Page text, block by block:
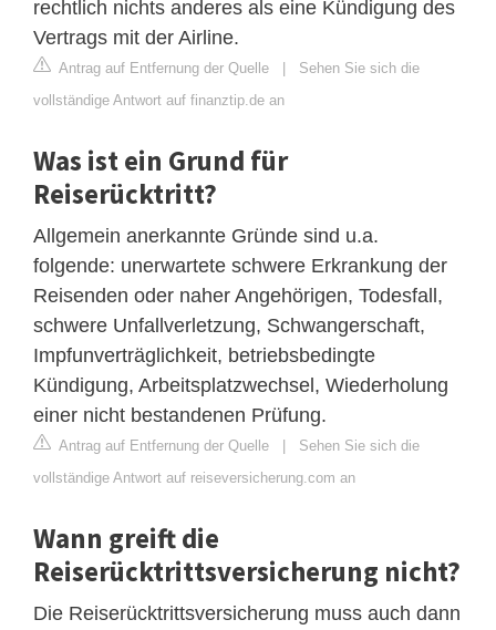
rechtlich nichts anderes als eine Kündigung des
Vertrags mit der Airline.
Antrag auf Entfernung der Quelle | Sehen Sie sich die
vollständige Antwort auf finanztip.de an
Was ist ein Grund für
Reiserücktritt?
Allgemein anerkannte Gründe sind u.a.
folgende: unerwartete schwere Erkrankung der
Reisenden oder naher Angehörigen, Todesfall,
schwere Unfallverletzung, Schwangerschaft,
Impfunverträglichkeit, betriebsbedingte
Kündigung, Arbeitsplatzwechsel, Wiederholung
einer nicht bestandenen Prüfung.
Antrag auf Entfernung der Quelle | Sehen Sie sich die
vollständige Antwort auf reiseversicherung.com an
Wann greift die
Reiserücktrittsversicherung nicht?
Die Reiserücktrittsversicherung muss auch dann